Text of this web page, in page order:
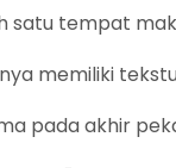
satu tempat
memiliki
pada akhir